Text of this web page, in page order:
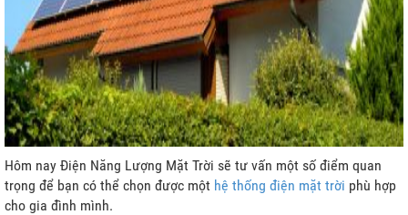
Hôm nay Điện Năng Lượng Mặt Trời sẽ tư vấn một số điểm quan
trọng để bạn có thể chọn được một hệ thống điện mặt trời phù hợp
cho gia đình mình.